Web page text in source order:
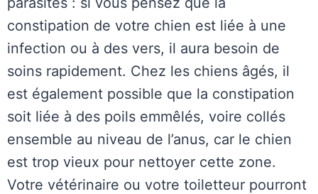
constipation de votre chien est liée à une
infection ou à des vers, il aura besoin de
soins rapidement. Chez les chiens âgés, il
est également possible que la constipation
soit liée à des poils emmêlés, voire collés
ensemble au niveau de l’anus, car le chien
est trop vieux pour nettoyer cette zone.
Votre vétérinaire ou votre toiletteur pourront